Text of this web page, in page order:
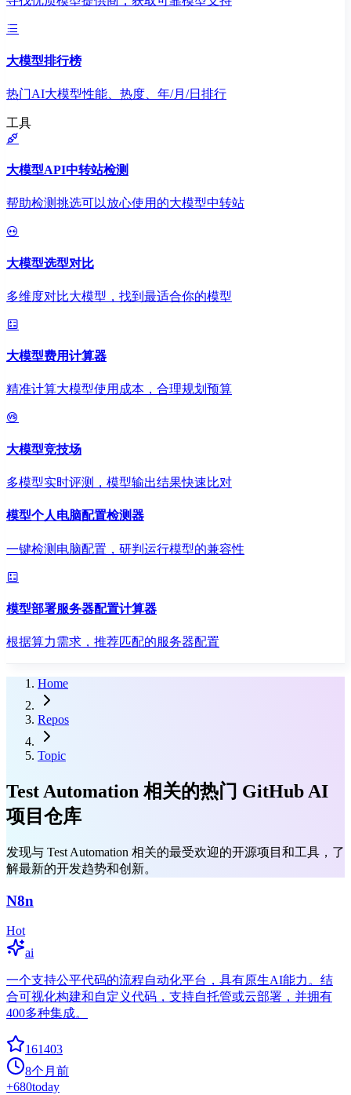
大模型排行榜
热门AI大模型性能、热度、年/月/日排行
工具
大模型API中转站检测
帮助检测挑选可以放心使用的大模型中转站
大模型选型对比
多维度对比大模型，找到最适合你的模型
大模型费用计算器
精准计算大模型使用成本，合理规划预算
大模型竞技场
多模型实时评测，模型输出结果快速比对
模型个人电脑配置检测器
一键检测电脑配置，研判运行模型的兼容性
模型部署服务器配置计算器
根据算力需求，推荐匹配的服务器配置
Home
Repos
Topic
Test Automation 相关的热门 GitHub AI
项目仓库
发现与 Test Automation 相关的最受欢迎的开源项目和工具，了
解最新的开发趋势和创新。
N8n
Hot
ai
一个支持公平代码的流程自动化平台，具有原生AI能力。结
合可视化构建和自定义代码，支持自托管或云部署，并拥有
400多种集成。
161403
8个月前
+680today